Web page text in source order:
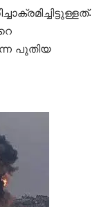
പുതിയ